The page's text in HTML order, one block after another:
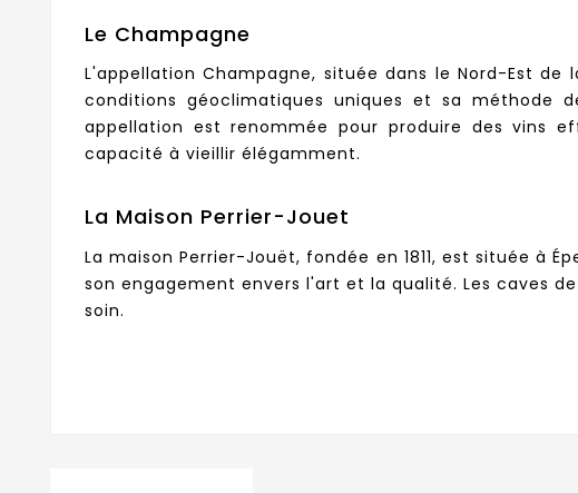
Le Champagne
L'appellation Champagne, située dans le Nord-Est
conditions géoclimatiques uniques et sa méthode
appellation est renommée pour produire des vins
capacité à vieillir élégamment.
La Maison Perrier-Jouet
La maison Perrier-Jouët, fondée en 1811, est située à
son engagement envers l'art et la qualité. Les caves
soin.